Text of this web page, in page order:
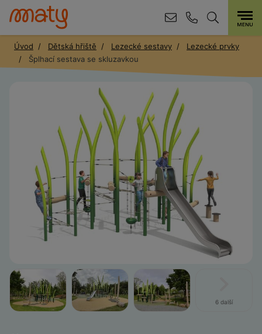
Úvod Dětská hřiště Lezecké sestavy
Lezecké prvky
Šplhací sestava se skluzavkou
6 další